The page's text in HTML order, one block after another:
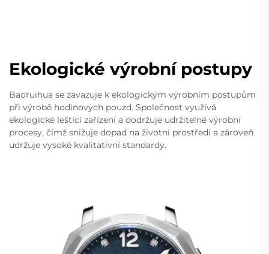
Ekologické výrobní postupy
Baoruihua se zavazuje k ekologickým výrobním postupům
při výrobě hodinových pouzd. Společnost využívá
ekologické leštící zařízení a dodržuje udržitelné výrobní
procesy, čímž snižuje dopad na životní prostředí a zároveň
udržuje vysoké kvalitativní standardy.